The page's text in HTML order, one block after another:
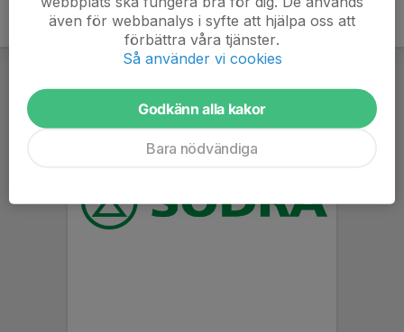
även för webbanalys i syfte att hjälpa oss att
förbättra våra tjänster.
Så använder vi cookies
Godkänn alla kakor
Bara nödvändiga